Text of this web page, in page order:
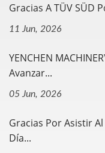
Gracias A TÜV SÜD
11 Jun, 2026
YENCHEN
Avanzar...
05 Jun, 2026
Gracias Por Asistir
Día...